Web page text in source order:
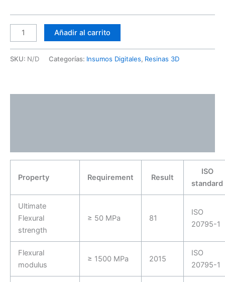
Añadir al carrito
SKU: N/D Categorías: Insumos Digitales, Resinas 3D
Property Requirement Result
ISO
standard
Ultimate
Flexural
strength
≥ 50 MPa 81
ISO
20795-1
Flexural
modulus
≥ 1500 MPa 2015
ISO
20795-1